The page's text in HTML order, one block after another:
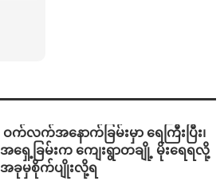
⁩ ⁨ဝက်လက်အနောက်ခြမ်းမှာ ရေကြီးပြီး၊
အရှေ့ခြမ်းက ကျေးရွာတချို့ မိုးရေရလို့
အခုမှစိုက်ပျိုးလို့ရ